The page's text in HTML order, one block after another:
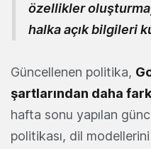
özellikler
halka açık bilgileri
Güncellenen politika,
şartlarından daha
hafta sonu yapılan
politikası, dil